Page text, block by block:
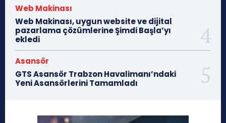
Web Makinası
Web Makinası, uygun website ve dijital
pazarlama çözümlerine Şimdi Başla’yı
ekledi
Asansör
GTS Asansör Trabzon Havalimanı’ndaki
Yeni Asansörlerini Tamamladı